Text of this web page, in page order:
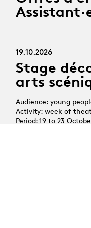
19.10.2026
Stage
arts
Audience: young
Activity: week of
Period: 19 to 23